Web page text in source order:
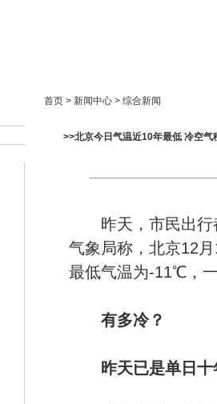
首页 > 新闻中心 > 综合新闻
>>北京今日气温近10年最低 冷空气
昨天，市民出行
气象局称，北京12
最低气温为-11℃，
有多冷？
昨天已是单日十